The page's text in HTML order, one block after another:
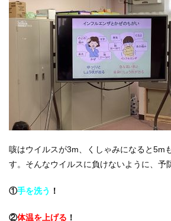
咳はウイルスが3m、くしゃみになると5m
す。そんなウイルスに負けないように、予
①手を洗う ！
②体温を上げる ！